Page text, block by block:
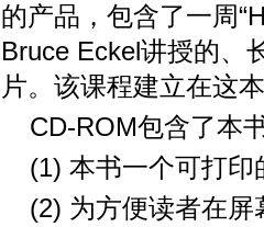
的产品，包含了一周
Bruce Eckel讲授的、
片。该课程建立在这
CD-ROM包含了本
(1) 本书一个可打
(2) 为方便读者在